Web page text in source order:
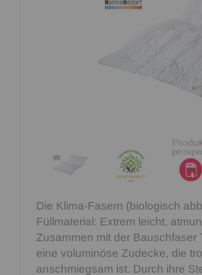
Die Klima-Fasern (biologisch
Füllmaterial: Extrem leicht,
Zusammen mit der
eine voluminöse Zudecke, die
anschmiegsam ist. Durch ihre